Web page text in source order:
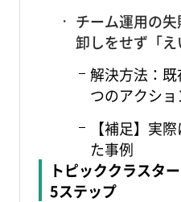
チーム運用の
卸しをせず「
解決方法：
つのアクシ
【補足】実
た事例
トピッククラスタ
5ステップ